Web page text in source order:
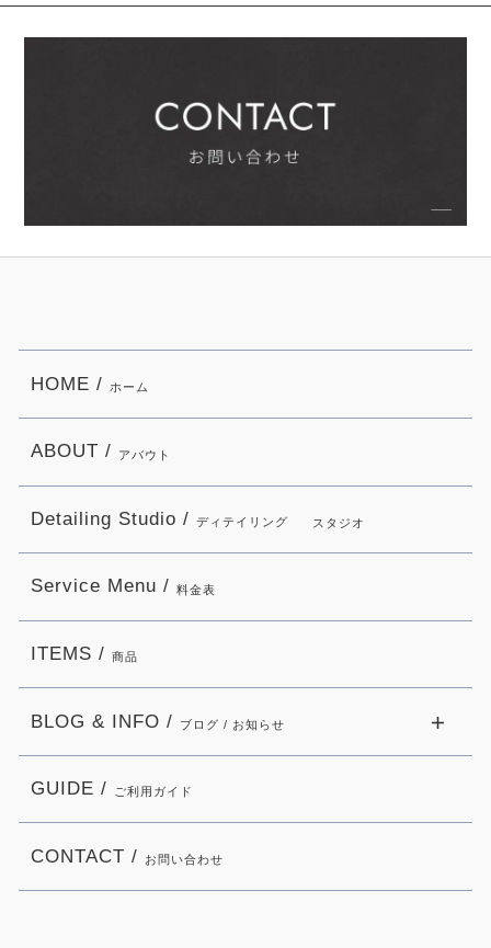
HOME / ホーム
ABOUT / アバウト
Detailing Studio / ディテイリング スタジオ
Service Menu / 料金表
ITEMS / 商品
BLOG & INFO / ブログ / お知らせ
GUIDE / ご利用ガイド
CONTACT / お問い合わせ